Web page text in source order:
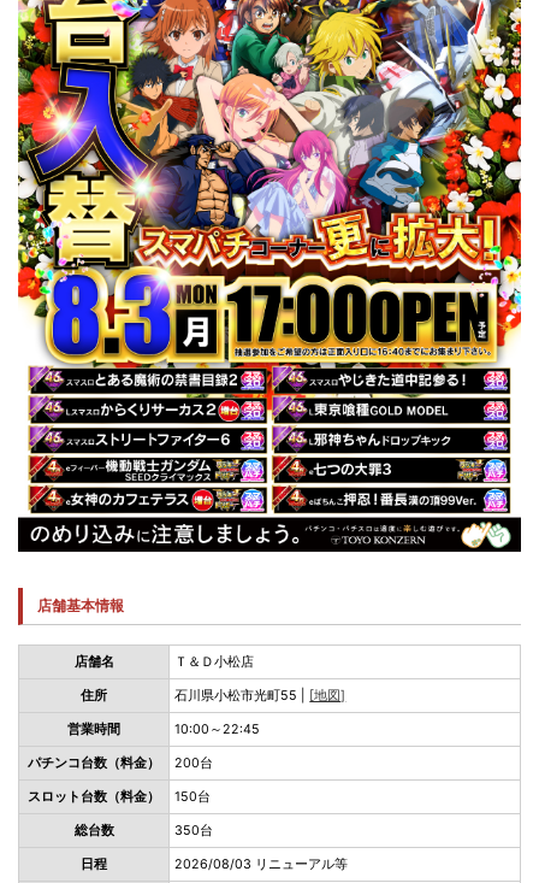
店舗基本情報
店舗名 Ｔ＆Ｄ小松店
住所 石川県小松市光町55 | [地図]
営業時間 10:00～22:45
パチンコ台数（料金） 200台
スロット台数（料金） 150台
総台数 350台
日程 2026/08/03 リニューアル等